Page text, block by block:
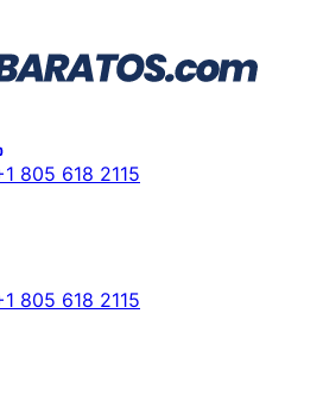
805 618 2115
805 618 2115